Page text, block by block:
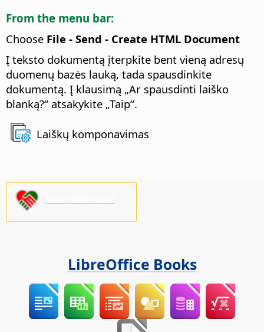
From the menu bar:
Choose File - Send - Create HTML Document
Į teksto dokumentą įterpkite bent vieną adresų
duomenų bazės lauką, tada spausdinkite
dokumentą. Į klausimą „Ar spausdinti laiško
blanką?“ atsakykite „Taip“.
Laiškų komponavimas
LibreOffice Books